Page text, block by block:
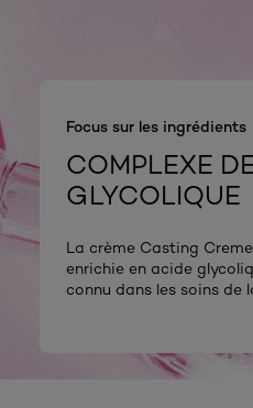
Focus sur les ingrédients
COMPLEXE
GLYCOLIQUE
La crème Casting
enrichie en acide
connu dans les soins de